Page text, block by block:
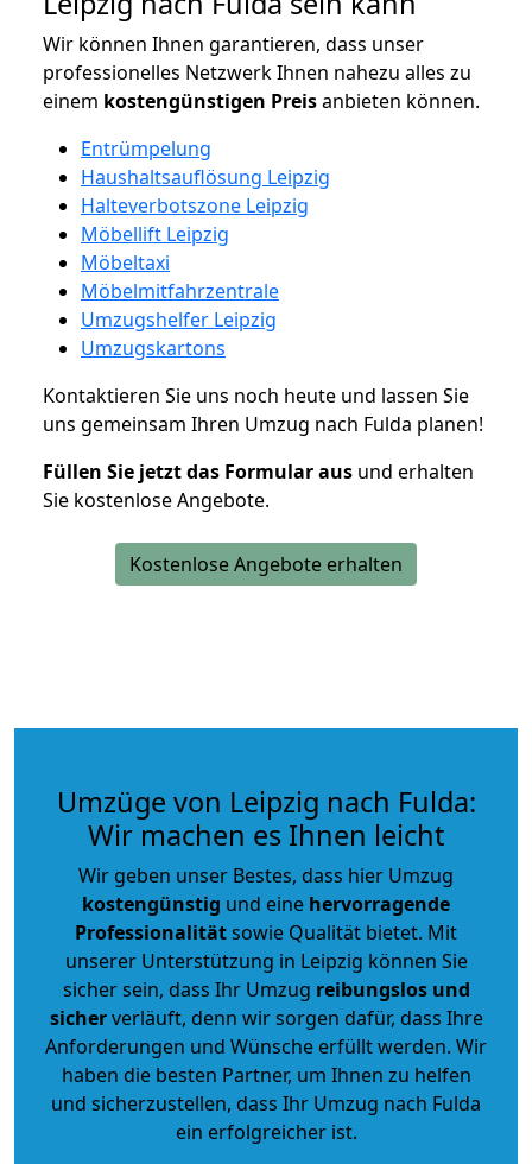
Wir können Ihnen garantieren, dass unser
professionelles Netzwerk Ihnen nahezu alles zu
einem kostengünstigen Preisanbieten können.
Entrümpelung
Haushaltsauflösung Leipzig
Halteverbotszone Leipzig
Möbellift Leipzig
Möbeltaxi
Möbelmitfahrzentrale
Umzugshelfer Leipzig
Umzugskartons
Kontaktieren Sie uns noch heute und lassen Sie
uns gemeinsam Ihren Umzug nach Fulda planen!
Füllen Sie jetzt das Formular aus und erhalten
Sie kostenlose Angebote.
Kostenlose Angebote erhalten
Umzüge von Leipzig nach Fulda:
Wir machen es Ihnen leicht
Wir geben unser Bestes, dass hier Umzug
kostengünstig und eine hervorragende
Professionalitätsowie Qualität bietet. Mit
unserer Unterstützung in Leipzig können Sie
sicher sein, dass Ihr Umzug reibungslos und
sicherverläuft, denn wir sorgen dafür, dass Ihre
Anforderungen und Wünsche erfüllt werden. Wir
haben die besten Partner, um Ihnen zu helfen
und sicherzustellen, dass Ihr Umzug nach Fulda
ein erfolgreicher ist.